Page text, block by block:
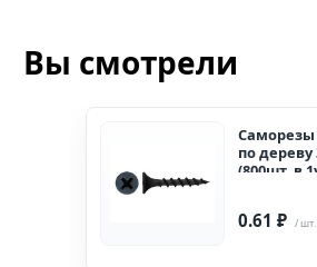
Вы смотрели
Саморезы
по дереву
(800шт. в
0.61 ₽ / шт.